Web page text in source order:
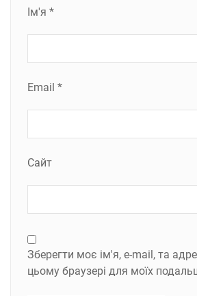
Ім'я *
Email *
Сайт
Зберегти моє ім'я, e-mail, та
цьому браузері для моїх